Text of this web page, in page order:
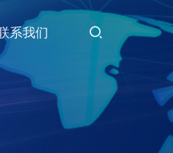
系我们